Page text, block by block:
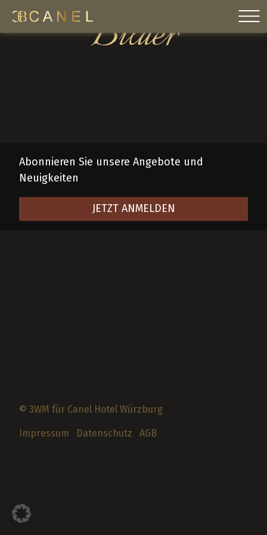
content
Bilder
Abonnieren Sie unsere Angebote und
Neuigkeiten
JETZT ANMELDEN
© 3WM für Canel Hotel Würzburg
Impressum Datenschutz AGB